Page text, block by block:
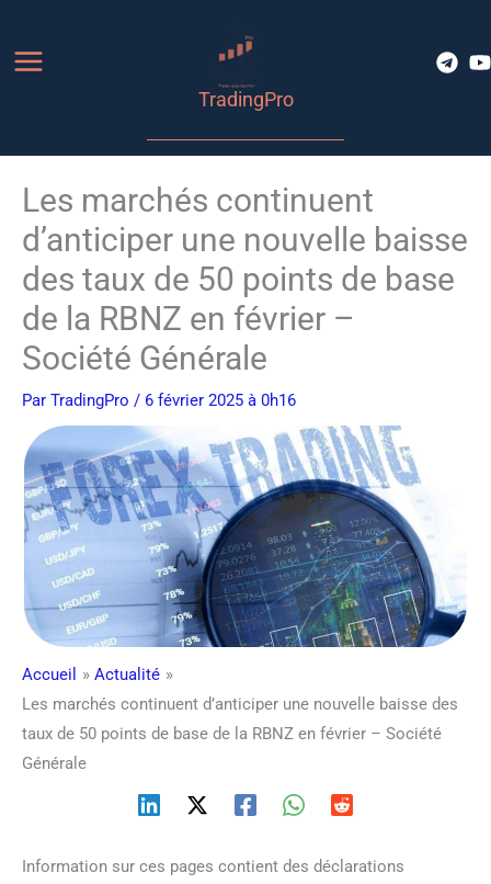
contenu
TradingPro
Les marchés continuent
d’anticiper une nouvelle baisse
des taux de 50 points de base
de la RBNZ en février –
Société Générale
Par TradingPro / 6 février 2025 à 0h16
Accueil
Actualité
Les marchés continuent d’anticiper une nouvelle baisse des
taux de 50 points de base de la RBNZ en février – Société
Générale
Information sur ces pages contient des déclarations